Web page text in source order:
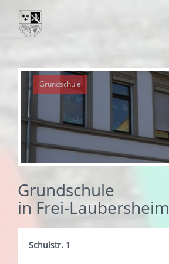
Nachrichten
Leben
Verwaltung
Tourismus
Gemeinden
Grundschule
Grundschule
in Frei-Laubersheim
Schulstr. 1